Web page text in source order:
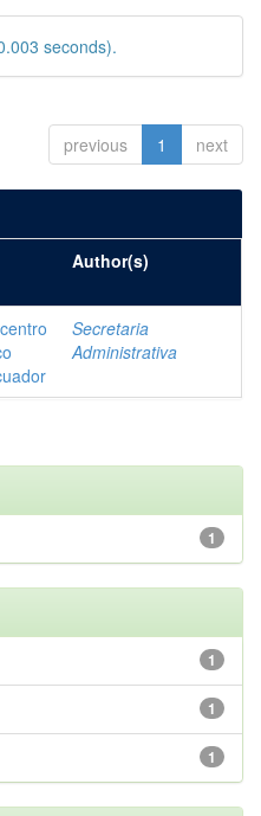
seconds).
previous 1 next
Author(s)
Secretaria
Administrativa
1
1
1
1